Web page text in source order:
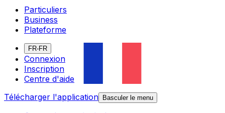
Particuliers
Business
Plateforme
FR-FR
Connexion
Inscription
Centre d'aide
Télécharger l'application
Basculer le menu